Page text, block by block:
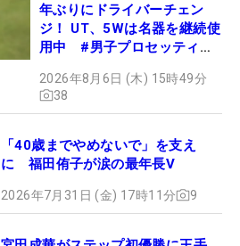
年ぶりにドライバーチェン
ジ！ UT、5Wは名器を継続使
用中 #男子プロセッティン
2026年8月6日 (木) 15時49分
38
「40歳までやめないで」を支え
に 福田侑子が涙の最年長V
2026年7月31日 (金) 17時11分 9